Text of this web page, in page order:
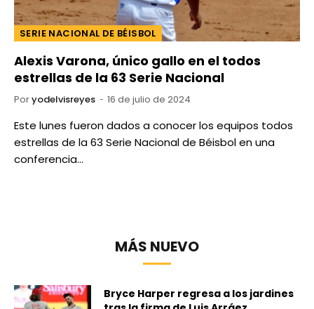
SERIE NACIONAL DE BÉISBOL
Alexis Varona, único gallo en el todos
estrellas de la 63 Serie Nacional
Poryodelvisreyes 16 de julio de 2024
Este lunes fueron dados a conocer los equipos todos
estrellas de la 63 Serie Nacional de Béisbol en una
conferencia…
MÁS NUEVO
Bryce Harper regresa a los jardines